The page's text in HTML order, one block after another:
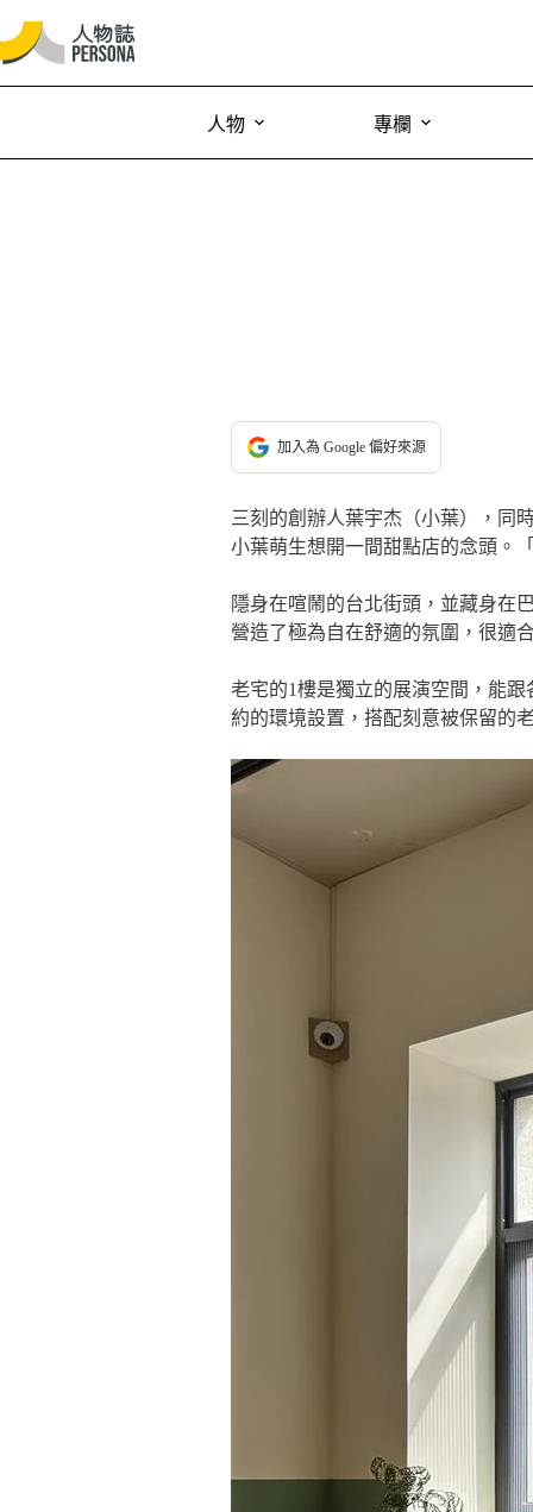
人物 專欄
加入為 Google 偏好來源
三刻的創辦人葉宇杰（小葉），同
小葉萌生想開一間甜點店的念頭。
隱身在喧鬧的台北街頭，並藏身在
營造了極為自在舒適的氛圍，很適
老宅的1樓是獨立的展演空間，能
約的環境設置，搭配刻意被保留的